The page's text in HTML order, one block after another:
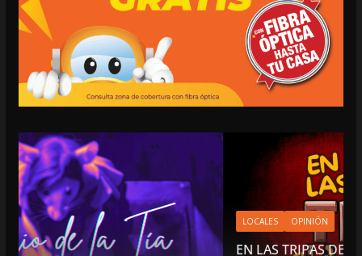
LOCALES OPINIÓN
EN LAS TRIPAS DEL JAGUAR: 06 DE AGOSTO